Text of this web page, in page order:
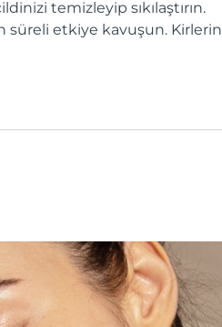
temizleyip sıkılaştırın.
süreli etkiye kavuşun. Kirlerin